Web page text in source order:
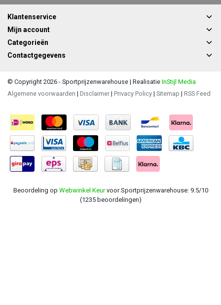
Klantenservice
Mijn account
Categorieën
Contactgegevens
© Copyright 2026 - Sportprijzenwarehouse | Realisatie InStijl Media
Algemene voorwaarden | Disclaimer | Privacy Policy | Sitemap | RSS Feed
Beoordeling op Webwinkel Keurvoor Sportprijzenwarehouse: 9.5/10
(1235 beoordelingen)